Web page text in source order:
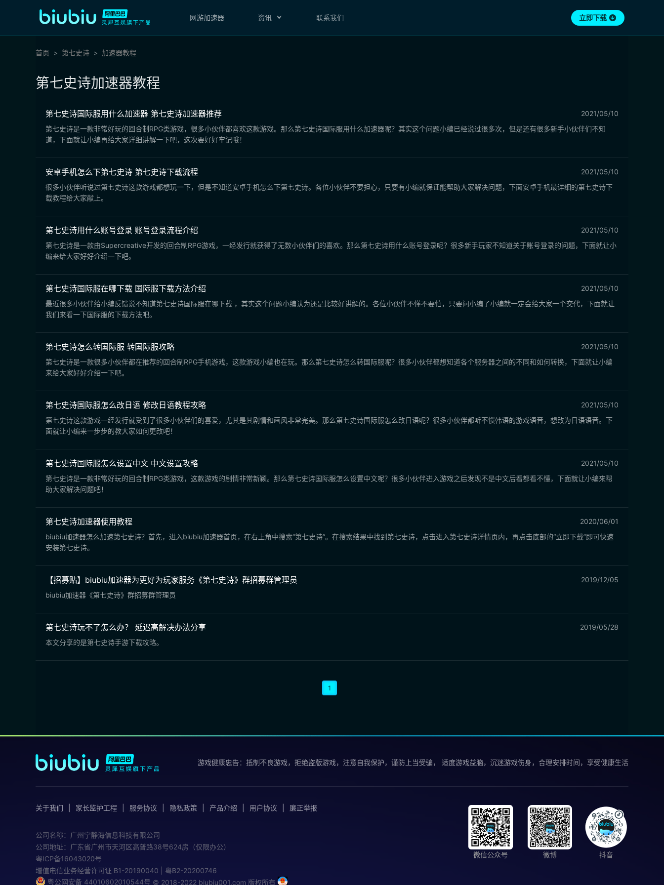
网游加速器 资讯 联系我们 立即下载
首页 第七史诗 加速器教程
第七史诗加速器教程
第七史诗国际服用什么加速器 第七史诗加速器推荐
2021/05/10
第七史诗是一款非常好玩的回合制RPG类游戏，很多小伙伴都喜欢这款游戏。那么第七史诗国际服用什么加速器呢？其实这个问题小编已经说过很多次，但是还有很多新手小伙伴们不知
道，下面就让小编再给大家详细讲解一下吧，这次要好好牢记哦！
安卓手机怎么下第七史诗 第七史诗下载流程
2021/05/10
很多小伙伴听说过第七史诗这款游戏都想玩一下，但是不知道安卓手机怎么下第七史诗。各位小伙伴不要担心，只要有小编就保证能帮助大家解决问题，下面安卓手机最详细的第七史诗下
载教程给大家献上。
第七史诗用什么账号登录 账号登录流程介绍
2021/05/10
第七史诗是一款由Supercreative开发的回合制RPG游戏，一经发行就获得了无数小伙伴们的喜欢。那么第七史诗用什么账号登录呢？很多新手玩家不知道关于账号登录的问题，下面就让小
编来给大家好好介绍一下吧。
第七史诗国际服在哪下载 国际服下载方法介绍
2021/05/10
最近很多小伙伴给小编反馈说不知道第七史诗国际服在哪下载 ，其实这个问题小编认为还是比较好讲解的。各位小伙伴不懂不要怕，只要问小编了小编就一定会给大家一个交代，下面就让
我们来看一下国际服的下载方法吧。
第七史诗怎么转国际服 转国际服攻略
2021/05/10
第七史诗是一款很多小伙伴都在推荐的回合制RPG手机游戏，这款游戏小编也在玩。那么第七史诗怎么转国际服呢？很多小伙伴都想知道各个服务器之间的不同和如何转换，下面就让小编
来给大家好好介绍一下吧。
第七史诗国际服怎么改日语 修改日语教程攻略
2021/05/10
第七史诗这款游戏一经发行就受到了很多小伙伴们的喜爱，尤其是其剧情和画风非常完美。那么第七史诗国际服怎么改日语呢？很多小伙伴都听不惯韩语的游戏语音，想改为日语语音。下
面就让小编来一步步的教大家如何更改吧！
第七史诗国际服怎么设置中文 中文设置攻略
2021/05/10
第七史诗是一款非常好玩的回合制RPG类游戏，这款游戏的剧情非常新颖。那么第七史诗国际服怎么设置中文呢？很多小伙伴进入游戏之后发现不是中文后看都看不懂，下面就让小编来帮
助大家解决问题吧！
第七史诗加速器使用教程
2020/06/01
biubiu加速器怎么加速第七史诗？首先，进入biubiu加速器首页，在右上角中搜索“第七史诗”。在搜索结果中找到第七史诗，点击进入第七史诗详情页内，再点击底部的“立即下载”即可快速
安装第七史诗。
【招募贴】biubiu加速器为更好为玩家服务《第七史诗》群招募群管理员
2019/12/05
biubiu加速器《第七史诗》群招募群管理员
第七史诗玩不了怎么办？ 延迟高解决办法分享
2019/05/28
本文分享的是第七史诗手游下载攻略。
1
游戏健康忠告：抵制不良游戏，拒绝盗版游戏，注意自我保护，谨防上当受骗， 适度游戏益脑，沉迷游戏伤身，合理安排时间，享受健康生活
关于我们 家长监护工程 服务协议 隐私政策 产品介绍 用户协议 廉正举报
微信公众号 微博 抖音
公司名称：广州宁静海信息科技有限公司
公司地址：广东省广州市天河区高普路38号624房（仅限办公）
粤ICP备16043020号
增值电信业务经营许可证 B1-20190040 | 粤B2-20200746
粤公网安备 44010602010544号 © 2018-2022 biubiu001.com 版权所有